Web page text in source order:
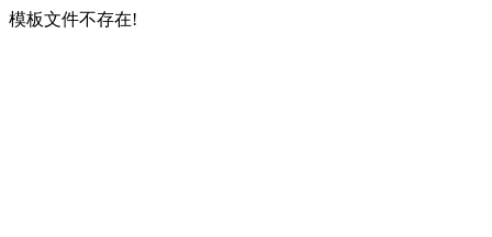
模板文件不存在!